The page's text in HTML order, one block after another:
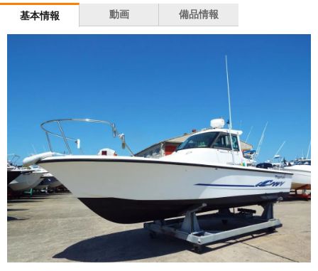
基本情報 動画 備品情報